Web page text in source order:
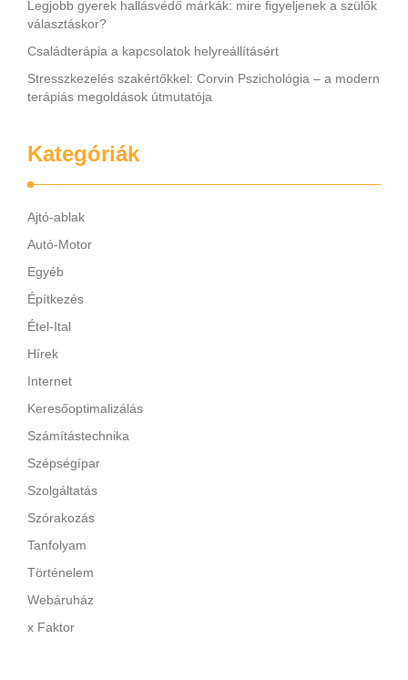
Legjobb gyerek hallásvédő márkák: mire figyeljenek a szülők
választáskor?
Családterápia a kapcsolatok helyreállításért
Stresszkezelés szakértőkkel: Corvin Pszichológia – a modern
terápiás megoldások útmutatója
Kategóriák
Ajtó-ablak
Autó-Motor
Egyéb
Építkezés
Étel-Ital
Hírek
Internet
Keresőoptimalizálás
Számítástechnika
Szépségípar
Szolgáltatás
Szórakozás
Tanfolyam
Történelem
Webáruház
x Faktor